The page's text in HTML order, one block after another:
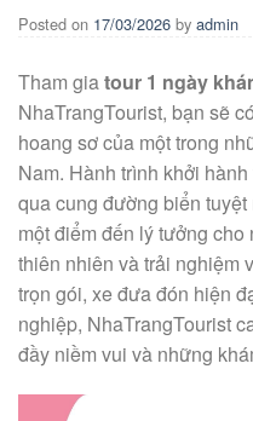
Posted on 17/03/2026 by admin
Tham giatour 1 ngày
NhaTrangTourist, bạn sẽ
hoang sơ của một trong
Nam. Hành trình khởi
qua cung đường biển
một điểm đến lý tưởng
thiên nhiên và trải nghiệm
trọn gói, xe đưa đón hiện
nghiệp, NhaTrangTourist
đầy niềm vui và những